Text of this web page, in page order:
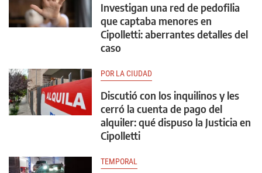
Investigan una red de pedofilia
que captaba menores en
Cipolletti: aberrantes detalles del
caso
POR LA CIUDAD
Discutió con los inquilinos y les
cerró la cuenta de pago del
alquiler: qué dispuso la Justicia en
Cipolletti
TEMPORAL